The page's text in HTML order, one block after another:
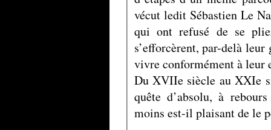
vécut ledit Sébastien Le Nain, mais aussi
qui ont refusé de se
s’efforcèrent, par-delà
vivre conformément à leur
Du XVIIe siècle au XXIe
quête d’absolu, à
moins est-il plaisant de le